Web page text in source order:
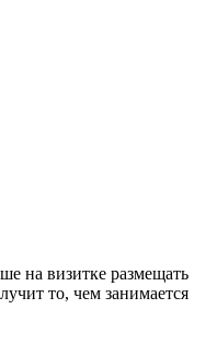
на визитке размещать
то, чем занимается